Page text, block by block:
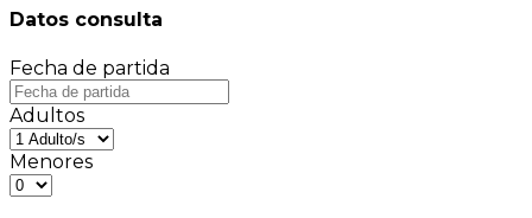
Datos consulta
Fecha de partida
Adultos
Menores